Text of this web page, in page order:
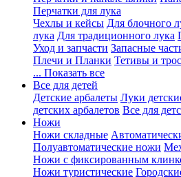
Перчатки для лука
Чехлы и кейсы Для блочного
лука Для традиционного лука
Уход и запчасти Запасные
Плечи и Планки Тетивы и
... Показать все
Все для детей
Детские арбалеты Луки
детских арбалетов Все для
Ножи
Ножи складные
Полуавтоматические ножи
Ножи с фиксированным
Ножи туристические